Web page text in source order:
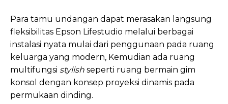
Para tamu undangan dapat merasakan langsung
fleksibilitas Epson Lifestudio melalui berbagai
instalasi nyata mulai dari penggunaan pada ruang
keluarga yang modern, Kemudian ada ruang
multifungsi stylish seperti ruang bermain gim
konsol dengan konsep proyeksi dinamis pada
permukaan dinding.